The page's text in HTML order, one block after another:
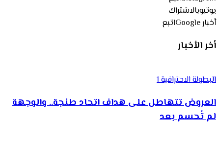
يوتيوبالاشتراك
أخبار Google
اتبع
أخر الأخبار
البطولة الاحترافية 1
العروض تتهاطل على هداف اتحاد طنجة.. والوجهة
لم تُحسم بعد